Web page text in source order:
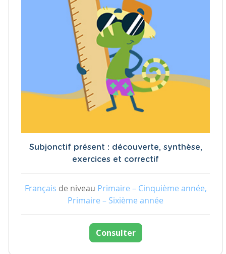
Subjonctif présent : découverte, synthèse,
exercices et correctif
Français de niveau Primaire – Cinquième année,
Primaire – Sixième année
Consulter